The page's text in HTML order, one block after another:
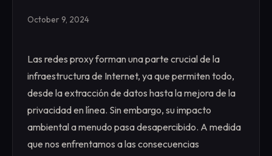
October 9, 2024
Las redes proxy forman una parte crucial de la
infraestructura de Internet, ya que permiten todo,
desde la extracción de datos hasta la mejora de la
privacidad en línea. Sin embargo, su impacto
ambiental a menudo pasa desapercibido. A medida
que nos enfrentamos a las consecuencias